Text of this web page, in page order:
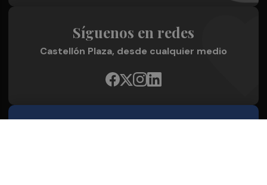
Síguenos en redes
Castellón Plaza, desde cualquier medio